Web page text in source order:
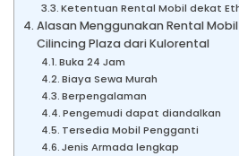
Ketentuan Rental Mobil dekat
Alasan Menggunakan Rental
Cilincing Plaza dari Kulorental
Buka 24 Jam
Biaya Sewa Murah
Berpengalaman
Pengemudi dapat diandalkan
Tersedia Mobil Pengganti
Jenis Armada lengkap